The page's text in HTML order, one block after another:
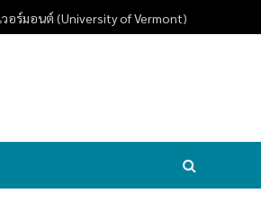
อร์มอนต์ (University of Vermont)